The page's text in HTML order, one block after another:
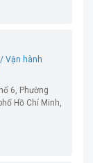
Vận hành
6, Phường
Hồ Chí Minh,